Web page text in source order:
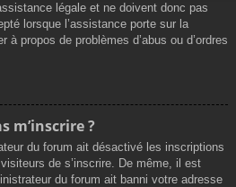
légale et ne doivent donc pas
lorsque l’assistance porte sur la
propos de problèmes d’abus ou d’ordres
m’inscrire ?
du forum ait désactivé les inscriptions
de s’inscrire. De même, il est
du forum ait banni votre adresse